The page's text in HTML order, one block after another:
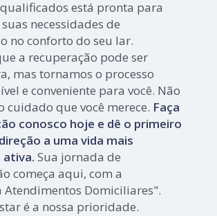
está pronta para
necessidades de
no conforto do seu lar.
a recuperação pode ser
mas tornamos o processo
e conveniente para você. Não
cuidado que você merece. Faça
conosco hoje e dê o primeiro
a uma vida mais
ativa. Sua jornada de
começa aqui, com a
Atendimentos Domiciliares".
é a nossa prioridade.